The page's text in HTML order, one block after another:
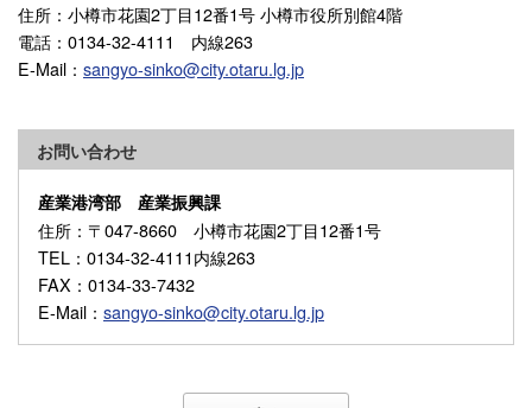
住所：小樽市花園2丁目12番1号 小樽市役所別館4階
電話：0134-32-4111 内線263
E-Mail： sangyo-sinko@city.otaru.lg.jp
お問い合わせ
産業港湾部 産業振興課
住所 ：〒047-8660 小樽市花園2丁目12番1号
TEL ：0134-32-4111内線263
FAX ：0134-33-7432
E-Mail ： sangyo-sinko@city.otaru.lg.jp